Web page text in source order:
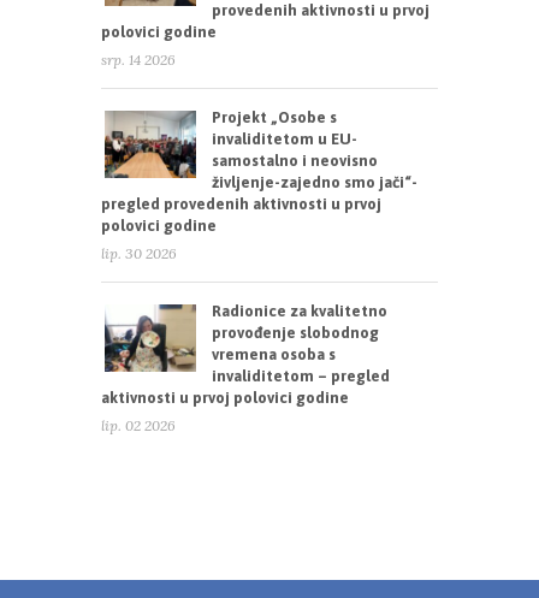
provedenih aktivnosti u prvoj
polovici godine
srp. 14 2026
Projekt „Osobe s
invaliditetom u EU-
samostalno i neovisno
življenje-zajedno smo jači“-
pregled provedenih aktivnosti u prvoj
polovici godine
lip. 30 2026
Radionice za kvalitetno
provođenje slobodnog
vremena osoba s
invaliditetom – pregled
aktivnosti u prvoj polovici godine
lip. 02 2026